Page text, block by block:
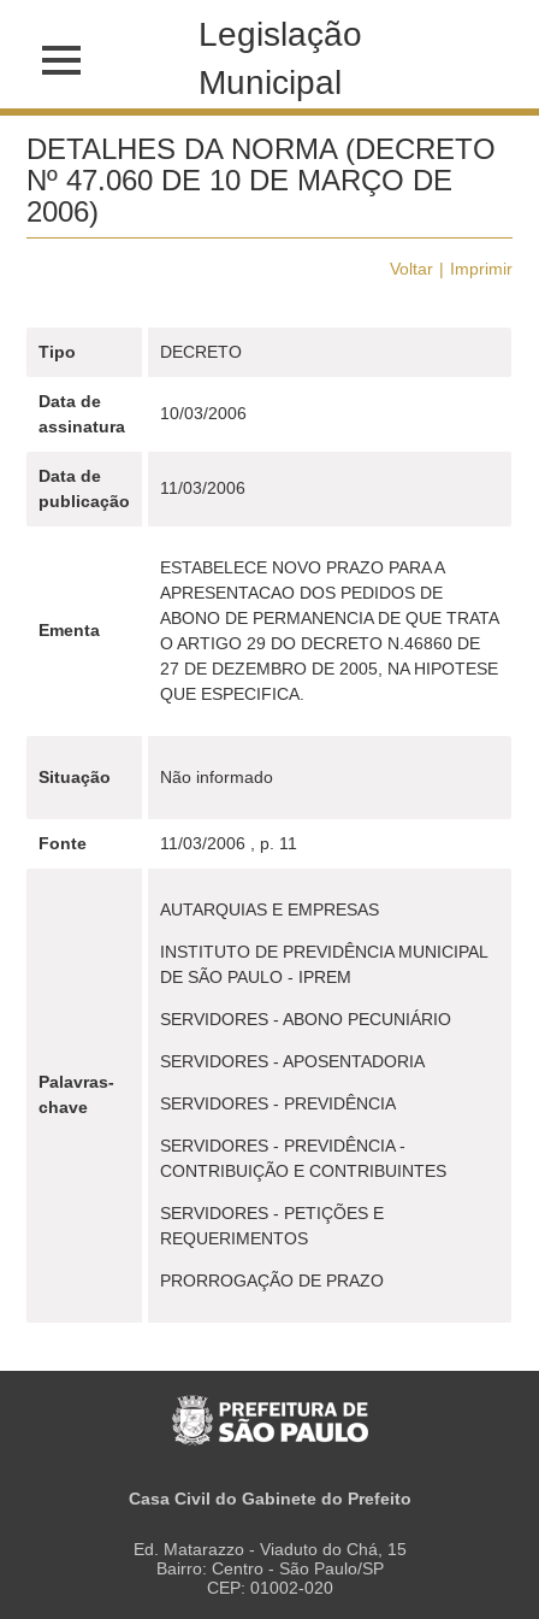
Legislação
Municipal
DETALHES DA NORMA (DECRETO
Nº 47.060 DE 10 DE MARÇO DE
2006)
Voltar Imprimir
Tipo DECRETO
Data de
assinatura
10/03/2006
Data de
publicação
11/03/2006
Ementa
ESTABELECE NOVO PRAZO PARA A
APRESENTACAO DOS PEDIDOS DE
ABONO DE PERMANENCIA DE QUE TRATA
O ARTIGO 29 DO DECRETO N.46860 DE
27 DE DEZEMBRO DE 2005, NA HIPOTESE
QUE ESPECIFICA.
Situação Não informado
Fonte 11/03/2006 , p. 11
Palavras-
chave
AUTARQUIAS E EMPRESAS
INSTITUTO DE PREVIDÊNCIA MUNICIPAL
DE SÃO PAULO - IPREM
SERVIDORES - ABONO PECUNIÁRIO
SERVIDORES - APOSENTADORIA
SERVIDORES - PREVIDÊNCIA
SERVIDORES - PREVIDÊNCIA -
CONTRIBUIÇÃO E CONTRIBUINTES
SERVIDORES - PETIÇÕES E
REQUERIMENTOS
PRORROGAÇÃO DE PRAZO
Casa Civil do Gabinete do Prefeito
Ed. Matarazzo - Viaduto do Chá, 15
Bairro: Centro - São Paulo/SP
CEP: 01002-020